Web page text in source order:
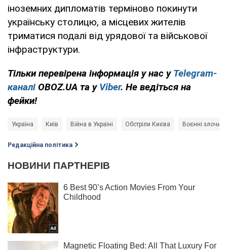
іноземних дипломатів терміново покинути
українську столицю, а місцевих жителів
триматися подалі від урядової та військової
інфраструктури.
Тільки перевірена інформація у нас у Telegram-
каналі OBOZ.UA та у Viber. Не ведіться на
фейки!
Україна Київ Війна в Україні Обстріли Києва Воєнні злочини
Редакційна політика